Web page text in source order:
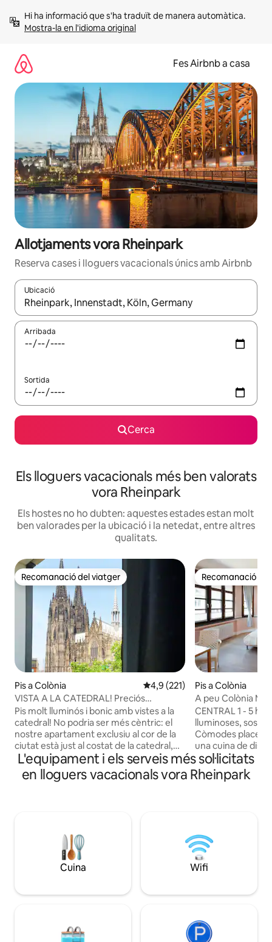
Mostra-la en l'idioma original
Fes Airbnb a casa
Allotjaments vora Rheinpark
Reserva cases i lloguers vacacionals únics amb Airbnb
Ubicació
Quan els resultats estiguin disponibles, podràs navegar-hi a
Arribada
Sortida
Cerca
Els lloguers vacacionals més ben valorats
vora Rheinpark
Els hostes no ho dubten: aquestes estades estan molt
ben valorades per la ubicació i la netedat, entre altres
qualitats.
Recomanació del viatger
Recomanació del viatger
Pis a Colònia 4,9 de puntuació mitjana d'un
4,9 (221)
VISTA A LA CATEDRAL! Preciós
apartament molt cèntric
Pis molt lluminós i bonic amb vistes a la
catedral! No podria ser més cèntric: el
nostre apartament exclusiu al cor de la
ciutat està just al costat de la catedral,
l'estació central, la filarmònica, el casc
antic i la quilòmetre comercial. A partir
d'aquí, podràs arribar fàcilment a tots els
dóna directament al punt de referència
de Colònia: la catedral. NO HI HA
CONVIDATS! Edat mínima: 25 pessebres
+ cadira disponible, si us plau, consulteu!
Recomanació
Recomanació
Pis a Colònia
A peu Colònia
Lanxess
CENTRAL 1 - 5
lluminoses,
Còmodes places
una cuina de
amb
llit/tovalloles
cortines
Messe o Lanxess
Arena. El teu amfitrió et donarà consells
útils i respondrà a
preguntes
L'equipament i els serveis més sol·licitats
en lloguers vacacionals vora Rheinpark
Cuina Wifi